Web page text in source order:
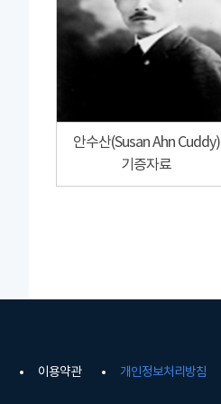
안수산(Susan Ahn Cuddy)
기증자료
이용약관 개인정보처리방침